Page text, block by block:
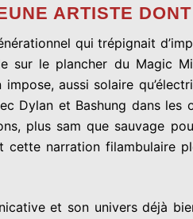
ARTISTE
qui trépignait
sur le plancher du Magic
impose, aussi solaire
Dylan et Bashung dans
plus sam que sauvage
narration filambulaire
et son univers déjà